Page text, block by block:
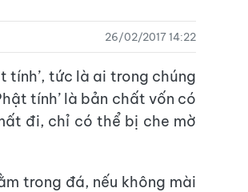
26/02/2017 14:22
tính’, tức là ai trong chúng
tính’ là bản chất vốn có
đi, chỉ có thể bị che mờ
trong đá, nếu không mài